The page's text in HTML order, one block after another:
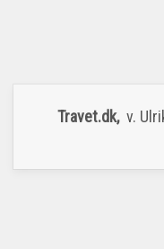
Travet.dk, v.